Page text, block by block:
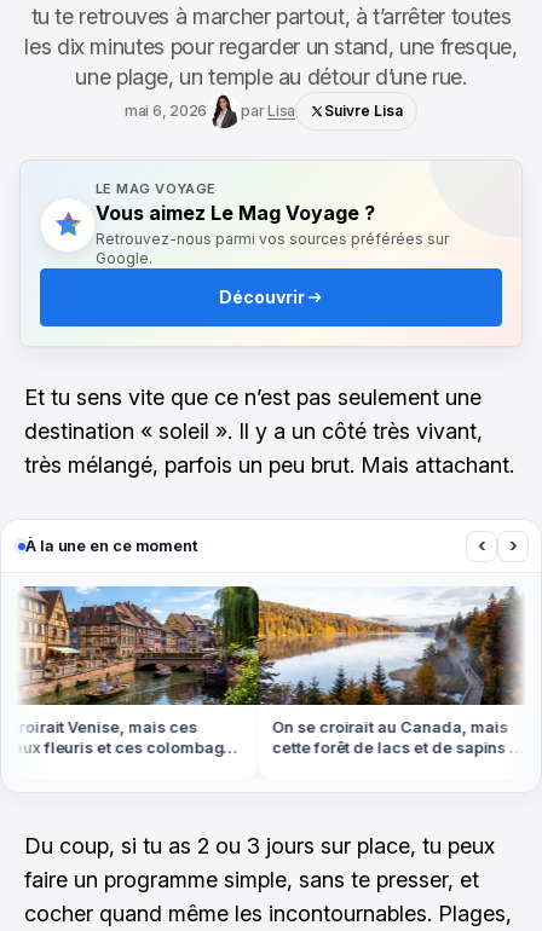
tu te retrouves à marcher partout, à t’arrêter toutes
les dix minutes pour regarder un stand, une fresque,
une plage, un temple au détour d’une rue.
mai 6, 2026 parLisa Suivre Lisa
LE MAG VOYAGE
Vous aimez Le Mag Voyage ?
Retrouvez-nous parmi vos sources préférées sur
Google.
Découvrir
Et tu sens vite que ce n’est pas seulement une
destination « soleil ». Il y a un côté très vivant,
très mélangé, parfois un peu brut. Mais attachant.
À la une en ce moment ‹ ›
Venise, mais ces
fleuris et ces colombages
On se croirait au Canada, mais
cette forêt de lacs et de sapins est
Du coup, si tu as 2 ou 3 jours sur place, tu peux
faire un programme simple, sans te presser, et
cocher quand même les incontournables. Plages,